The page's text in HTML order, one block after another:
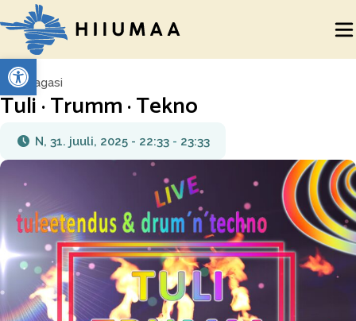
Open toolbar
Tagasi
Tuli · Trumm · Tekno
N, 31. juuli, 2025 - 22:33 - 23:33